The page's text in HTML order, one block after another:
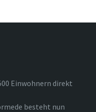
Einwohnern direkt
besteht nun